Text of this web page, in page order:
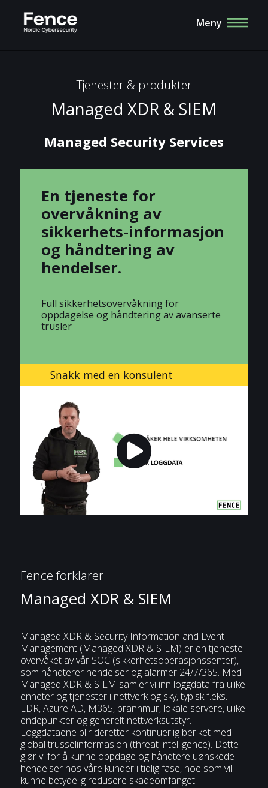
Meny
Tjenester & produkter
Managed XDR & SIEM
Managed Security Services
En tjeneste for
overvåkning av
sikkerhets-informasjon
og håndtering av
hendelser.
Full sikkerhetsovervåkning for
oppdagelse og håndtering av avanserte
trusler
Snakk med en konsulent
Fence forklarer
Managed XDR & SIEM
Managed XDR & Security Information and Event
Management (Managed XDR & SIEM) er en tjeneste
overvåket av vår SOC (sikkerhetsoperasjonssenter),
som håndterer hendelser og alarmer 24/7/365. Med
Managed XDR & SIEM samler vi inn loggdata fra ulike
enheter og tjenester i nettverk og sky, typisk f.eks.
EDR, Azure AD, M365, brannmur, lokale servere, ulike
endepunkter og generelt nettverksutstyr.
Loggdataene blir deretter kontinuerlig beriket med
global trusselinformasjon (threat intelligence). Dette
gjør vi for å kunne oppdage og håndtere uønskede
hendelser hos våre kunder i tidlig fase, noe som vil
kunne betydelig redusere skadeomfanget.